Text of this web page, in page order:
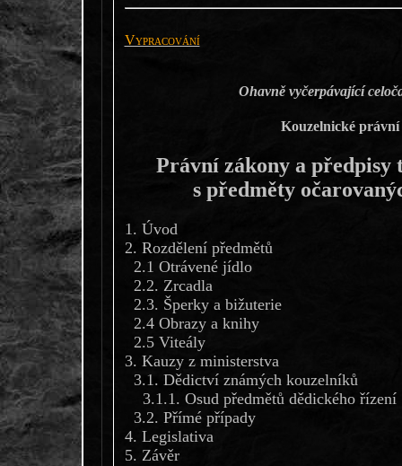
Vypracování
Ohavně vyčerpávající
Kouzelnické
Právní zákony a předpisy
s předměty
1. Úvod
2. Rozdělení předmětů
2.1 Otrávené jídlo
2.2. Zrcadla
2.3. Šperky a bižuterie
2.4 Obrazy a knihy
2.5 Viteály
3. Kauzy z ministerstva
3.1. Dědictví známých kouzelníků
3.1.1. Osud předmětů dědického řízení
3.2. Přímé případy
4. Legislativa
5. Závěr